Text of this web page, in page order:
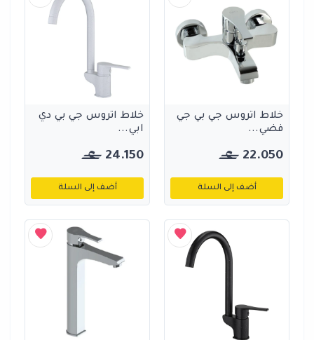
خلاط اتروس جي بي جي
فضي...
22.050
أضف إلى السلة
خلاط اتروس جي بي دي
ابي...
24.150
أضف إلى السلة